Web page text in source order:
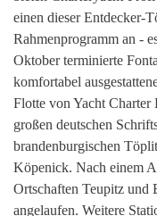
einen dieser Entdecker-
Rahmenprogramm an -
Oktober terminierte
komfortabel
Flotte von Yacht Charter
großen deutschen
brandenburgischen
Köpenick. Nach einem
Ortschaften Teupitz und
angelaufen. Weitere